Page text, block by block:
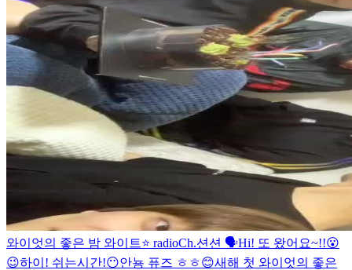
와이엇의 좋은 밤 와이트⭐️ radioCh.션션 🗣Hi! 또 왔어요~!!😮
😉하이! 쉬는시간!😶안뇽 퓨즈 ㅎㅎ😊새해 첫 와이엇의 좋은